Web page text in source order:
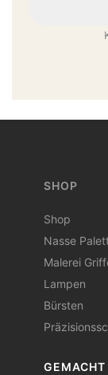
SHOP
Shop
Nasse
Malerei
Lampen
Bürsten
GEMACHT